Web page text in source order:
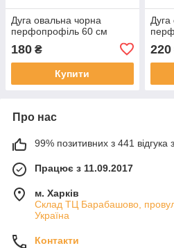
Дуга овальна чорна
перфопрофіль 60 см
180 ₴
Купити
Дуга
220
Про нас
99% позитивних з 441 відгука
Працює з 11.09.2017
м. Харків
Склад ТЦ Барабашово,
Україна
Контакти